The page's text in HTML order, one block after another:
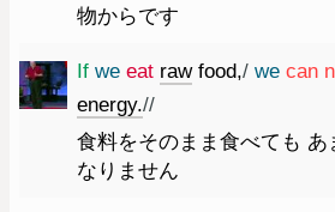
物からです
If we eat raw food,/ we can
energy.//
食料をそのまま食べても あ
なりません